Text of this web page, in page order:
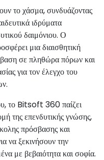
το χάσμα, συνδυάζοντας
ιδρύματα
δαιμόνιου. Ο
μια διαισθητική
σε πληθώρα πόρων και
για τον έλεγχο του
το Bitsoft 360 παίζει
της επενδυτικής γνώσης,
πρόσβασης και
να ξεκινήσουν την
με βεβαιότητα και σοφία.